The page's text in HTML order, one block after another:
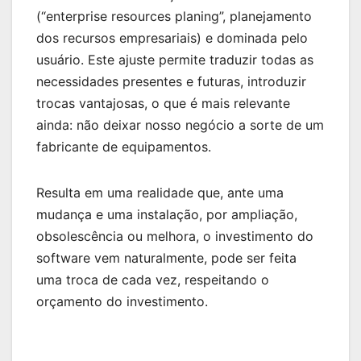
(“enterprise resources planing”, planejamento
dos recursos empresariais) e dominada pelo
usuário. Este ajuste permite traduzir todas as
necessidades presentes e futuras, introduzir
trocas vantajosas, o que é mais relevante
ainda: não deixar nosso negócio a sorte de um
fabricante de equipamentos.
Resulta em uma realidade que, ante uma
mudança e uma instalação, por ampliação,
obsolescência ou melhora, o investimento do
software vem naturalmente, pode ser feita
uma troca de cada vez, respeitando o
orçamento do investimento.